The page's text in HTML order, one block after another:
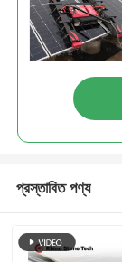
প্রস্তাবিত পণ্য